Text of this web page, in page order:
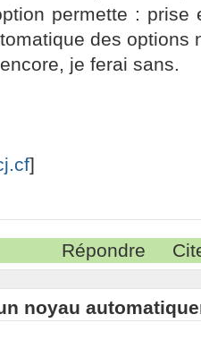
permette : prise
des options
je ferai sans.
]
Répondre
noyau